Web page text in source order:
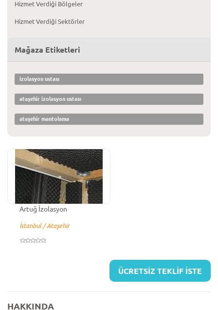
Hizmet Verdiği Bölgeler
Hizmet Verdiği Sektörler
Mağaza Etiketleri
izolasyon ustası
ataşehir izolasyon ustası
ataşehir mantolama
Artuğ İzolasyon
İstanbul / Ataşehir
ÜCRETSİZ TEKLİF İSTE
HAKKINDA